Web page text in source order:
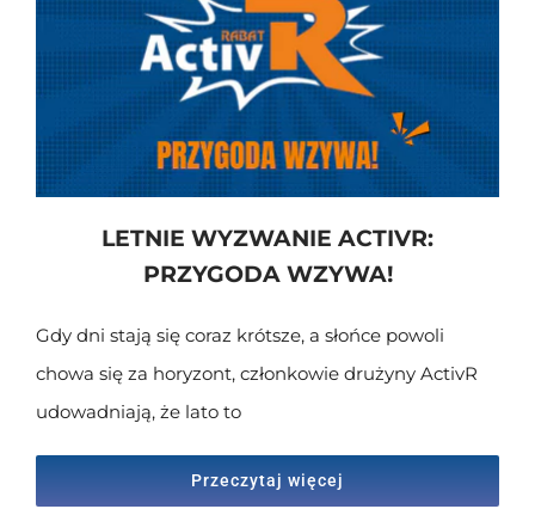
Skontaktuj się z nami
LETNIE WYZWANIE ACTIVR:
PRZYGODA WZYWA!
Gdy dni stają się coraz krótsze, a słońce powoli
chowa się za horyzont, członkowie drużyny ActivR
udowadniają, że lato to
Przeczytaj więcej